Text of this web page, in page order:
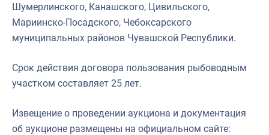
Шумерлинского, Канашского, Цивильского,
Мариинско-Посадского, Чебоксарского
муниципальных районов Чувашской Республики.
Срок действия договора пользования рыбоводным
участком составляет 25 лет.
Извещение о проведении аукциона и документация
об аукционе размещены на официальном сайте: